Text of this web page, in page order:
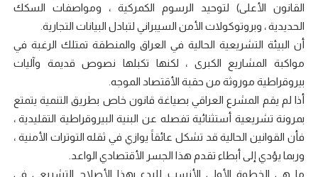
القانون الأعلى) لتوحيد الرسوم الكمركية ، ومواصفات السكك
الحديدية ، وبروتوكولات الأمن السيبراني لتبادل البيانات التجارية.
أن البيئة التشريعية الحالية في العراق والمنطقة تمتلك الرغبة في
مواكبة المشاريع الكبرى ، لكنها تكبلها نصوص قديمة وآليات
بيروقراطية موروثة من حقبة الأقتصاد الموجه.
أذا لم يقم المشرع العراقي بصياغة قانون خاص بطريق التنمية يتمتع
بمرونة تشريعية أستثنائية تفصله عن البنية البيروقراطية التقليدية ،
فأن القوانين الحالية قد تشكل عائقاََ يوازي في ثقله التوترات الأمنية ،
وربما يؤدي إلى أبطاء تقدم هذا الجسر الأقتصادي الواعد.
ما هي الخطوة الأولى الأنسب للبدء بهذا الأصلاح التشريعي في